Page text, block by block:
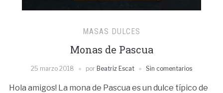
MASAS DULCES
Monas de Pascua
25 marzo 2018 por Beatriz Escat Sin comentarios
Hola amigos! La mona de Pascua es un dulce típico de